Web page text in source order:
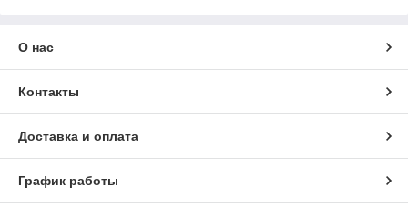
О нас
Контакты
Доставка и оплата
График работы